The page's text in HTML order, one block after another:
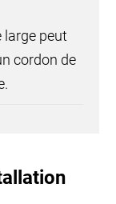
large peut
cordon de